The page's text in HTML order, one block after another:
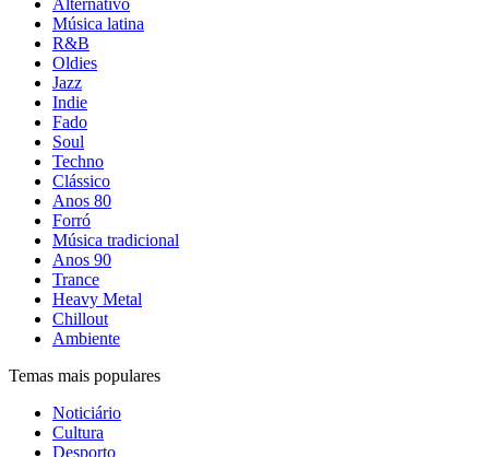
Alternativo
Música latina
R&B
Oldies
Jazz
Indie
Fado
Soul
Techno
Clássico
Anos 80
Forró
Música tradicional
Anos 90
Trance
Heavy Metal
Chillout
Ambiente
Temas mais populares
Noticiário
Cultura
Desporto